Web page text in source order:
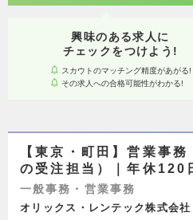
興味のある求人に
チェックをつけよう!
スカウトのマッチング精度があがる!
その求人への合格可能性がわかる!
【東京・町田】営業事
の受注担当）｜年休120
一般事務・営業事務
オリックス・レンテック株式会社